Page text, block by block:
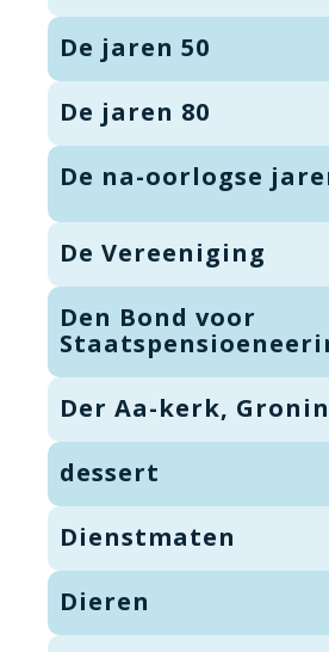
De jaren 50
De jaren 80
De na-oorlogse
De Vereeniging
Den Bond voor
Der Aa-kerk,
dessert
Dienstmaten
Dieren